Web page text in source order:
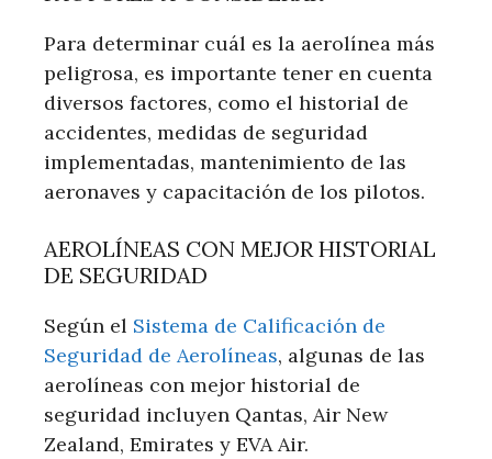
Para determinar cuál es la aerolínea más
peligrosa, es importante tener en cuenta
diversos factores, como el historial de
accidentes, medidas de seguridad
implementadas, mantenimiento de las
aeronaves y capacitación de los pilotos.
AEROLÍNEAS CON MEJOR HISTORIAL
DE SEGURIDAD
Según el Sistema de Calificación de
Seguridad de Aerolíneas, algunas de las
aerolíneas con mejor historial de
seguridad incluyen Qantas, Air New
Zealand, Emirates y EVA Air.